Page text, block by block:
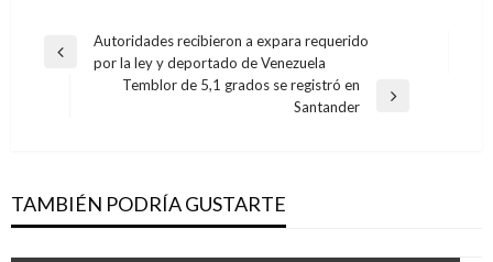
Navegación
Entrada
Autoridades recibieron a expara requerido
por la ley y deportado de Venezuela
Temblor de 5,1 grados se registró en
Santander
TAMBIÉN PODRÍA GUSTARTE